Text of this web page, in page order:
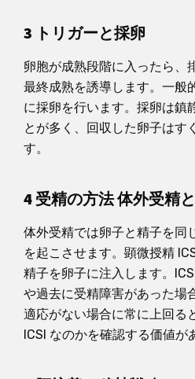
3 トリガーと採卵
卵胞が成熟段階に入ったら、
最終成熟を誘導します。一般
に採卵を行います。採卵は鎮
とが多く、回収した卵子はす
す。
4 受精の方法 体外受精
体外受精では卵子と精子を同
を起こさせます。顕微授精
精子を卵子に注入します。
や過去に受精障害があった場
適応がない場合に常に上回る
ICSI なのかを確認する価値が